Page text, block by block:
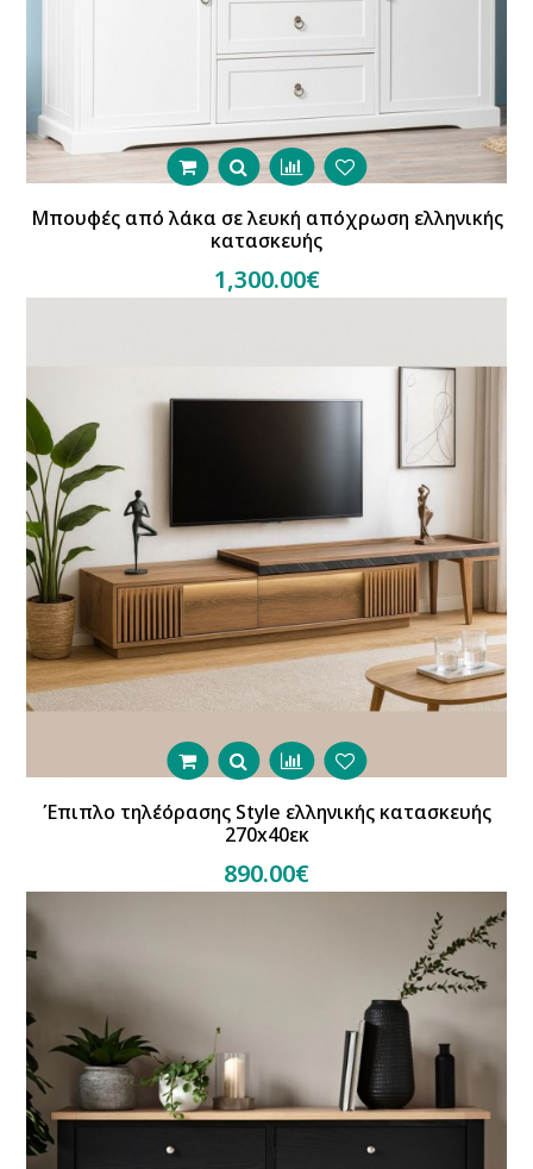
Μπουφές από λάκα σε λευκή απόχρωση ελληνικής
κατασκευής
1,300.00€
Έπιπλο τηλέόρασης Style ελληνικής κατασκευής
270x40εκ
890.00€